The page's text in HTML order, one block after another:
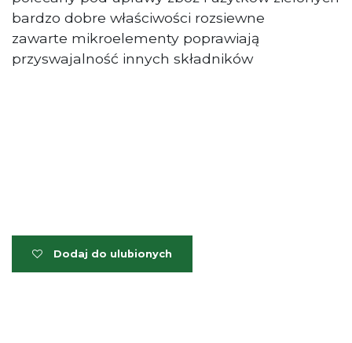
bardzo dobre właściwości rozsiewne
zawarte mikroelementy poprawiają
przyswajalność innych składników
Dodaj do ulubionych